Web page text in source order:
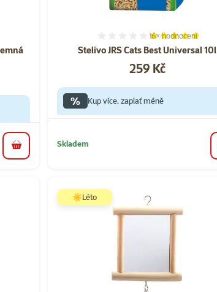
počet hodnocení: 9
do košíku
Stelivo JRS Cats Best Universal 10l
Hodnocení 98%,
16×hodnocení
Cena
259 Kč
% Kup více, zaplať méně
Skladem
☀️Léto